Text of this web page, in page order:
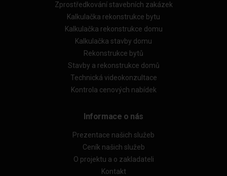
Zprostředkování stavebních zakázek
Kalkulačka rekonstrukce bytu
Kalkulačka rekonstrukce domu
Kalkulačka stavby domu
Rekonstrukce bytů
Stavby a rekonstrukce domů
Technická videokonzultace
Kontrola cenových nabídek
Informace o nás
Prezentace našich služeb
Ceník našich služeb
O projektu a o zakladateli
Kontakt